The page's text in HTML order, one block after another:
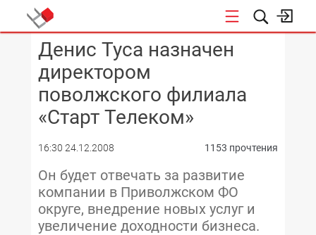
КОНФЕРЕНЦИИ
Денис Туса назначен
директором
поволжского филиала
«Старт Телеком»
16:30 24.12.2008 1153 прочтения
Он будет отвечать за развитие
компании в Приволжском ФО
округе, внедрение новых услуг и
увеличение доходности бизнеса.